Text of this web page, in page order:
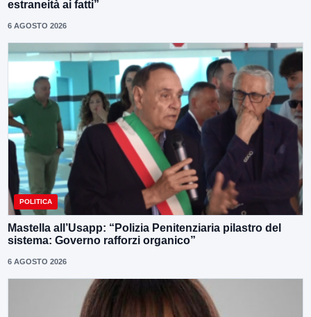
estraneità ai fatti”
6 AGOSTO 2026
POLITICA
Mastella all’Usapp: “Polizia Penitenziaria pilastro del
sistema: Governo rafforzi organico”
6 AGOSTO 2026